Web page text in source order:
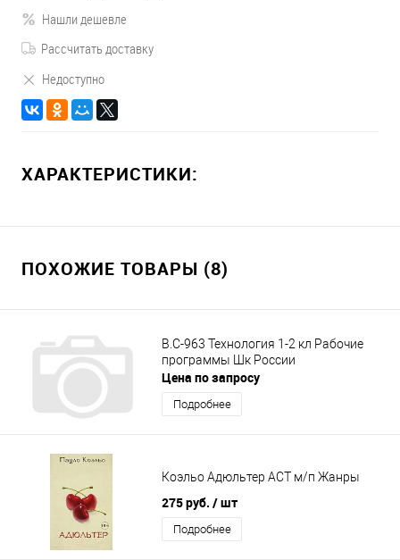
Нашли дешевле
Рассчитать доставку
Недоступно
ХАРАКТЕРИСТИКИ:
ПОХОЖИЕ ТОВАРЫ (8)
В.С-963 Технология 1-2 кл Рабочие
программы Шк России
Цена по запросу
Подробнее
Коэльо Адюльтер АСТ м/п Жанры
275 руб. / шт
Подробнее